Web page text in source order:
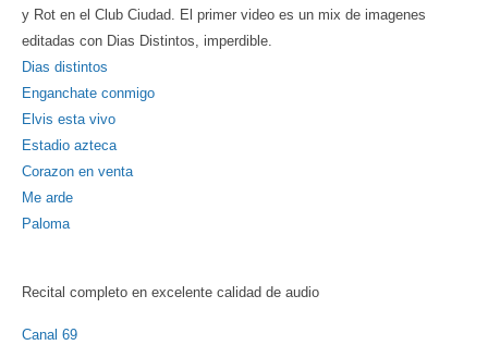
y Rot en el Club Ciudad. El primer video es un mix de imagenes
editadas con Dias Distintos, imperdible.
Dias distintos
Enganchate conmigo
Elvis esta vivo
Estadio azteca
Corazon en venta
Me arde
Paloma
Recital completo en excelente calidad de audio
Canal 69